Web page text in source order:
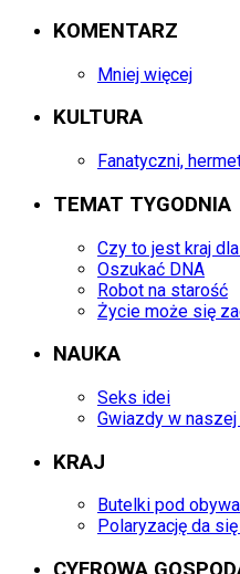
KOMENTARZ
Mniej więcej
KULTURA
Fanatyczni,
TEMAT TYGODNIA
Czy to jest kraj
Oszukać DNA
Robot na starość
Życie może się
NAUKA
Seks idei
Gwiazdy w naszej
KRAJ
Butelki pod
Polaryzację da